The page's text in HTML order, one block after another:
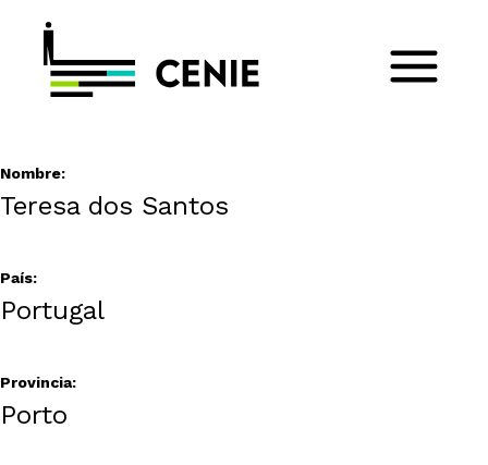
Nombre:
Teresa dos Santos
País:
Portugal
Provincia:
Porto